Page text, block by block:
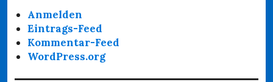
Anmelden
Eintrags-Feed
Kommentar-Feed
WordPress.org